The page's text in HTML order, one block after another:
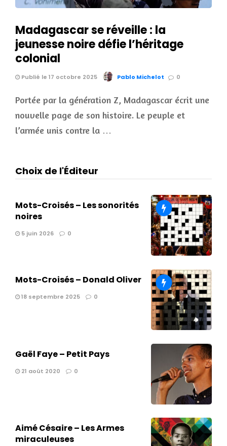
Madagascar se réveille : la
jeunesse noire défie l’héritage
colonial
Publié le 17 octobre 2025 Pablo Michelot 0
Portée par la génération Z, Madagascar écrit une
nouvelle page de son histoire. Le peuple et
l’armée unis contre la …
Choix de l'Éditeur
Mots-Croisés – Les sonorités
noires
5 juin 2026 0
Mots-Croisés – Donald Oliver
18 septembre 2025 0
Gaël Faye – Petit Pays
21 août 2020 0
Aimé Césaire – Les Armes
miraculeuses